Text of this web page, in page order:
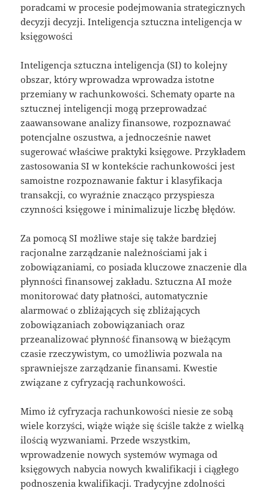
poradcami w procesie podejmowania strategicznych
decyzji decyzji. Inteligencja sztuczna inteligencja w
księgowości
Inteligencja sztuczna inteligencja (SI) to kolejny
obszar, który wprowadza wprowadza istotne
przemiany w rachunkowości. Schematy oparte na
sztucznej inteligencji mogą przeprowadzać
zaawansowane analizy finansowe, rozpoznawać
potencjalne oszustwa, a jednocześnie nawet
sugerować właściwe praktyki księgowe. Przykładem
zastosowania SI w kontekście rachunkowości jest
samoistne rozpoznawanie faktur i klasyfikacja
transakcji, co wyraźnie znacząco przyspiesza
czynności księgowe i minimalizuje liczbę błędów.
Za pomocą SI możliwe staje się także bardziej
racjonalne zarządzanie należnościami jak i
zobowiązaniami, co posiada kluczowe znaczenie dla
płynności finansowej zakładu. Sztuczna AI może
monitorować daty płatności, automatycznie
alarmować o zbliżających się zbliżających
zobowiązaniach zobowiązaniach oraz
przeanalizować płynność finansową w bieżącym
czasie rzeczywistym, co umożliwia pozwala na
sprawniejsze zarządzanie finansami. Kwestie
związane z cyfryzacją rachunkowości.
Mimo iż cyfryzacja rachunkowości niesie ze sobą
wiele korzyści, wiąże wiąże się ściśle także z wielką
ilością wyzwaniami. Przede wszystkim,
wprowadzenie nowych systemów wymaga od
księgowych nabycia nowych kwalifikacji i ciągłego
podnoszenia kwalifikacji. Tradycyjne zdolności